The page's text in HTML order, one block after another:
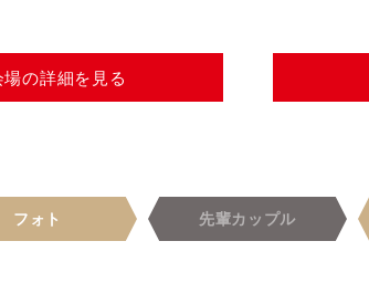
場の詳細を見る
フォト 先輩カップル